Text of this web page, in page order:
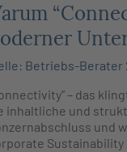
Betriebs-Berater
– das
inhaltliche und
und
Sustainability